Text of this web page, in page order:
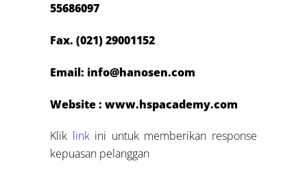
55686097
Fax. (021) 29001152
Email: info@hanosen.com
Website : www.hspacademy.com
Klik linkini untuk memberikan response
kepuasan pelanggan